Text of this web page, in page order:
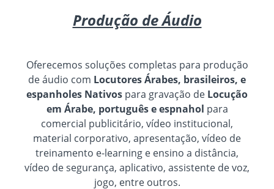
Produção de Áudio
Oferecemos soluções completas para produção
de áudio com Locutores Árabes, brasileiros, e
espanholes Nativos para gravação de Locução
em Árabe, português e espnahol para
comercial publicitário, vídeo institucional,
material corporativo, apresentação, vídeo de
treinamento e-learning e ensino a distância,
vídeo de segurança, aplicativo, assistente de voz,
jogo, entre outros.